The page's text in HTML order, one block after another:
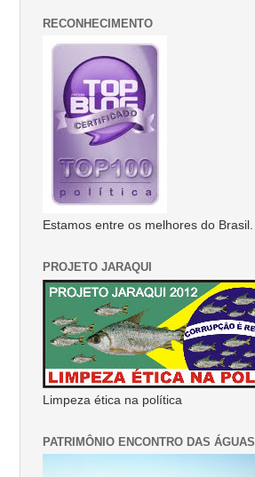
RECONHECIMENTO
Estamos entre os melhores do Brasil.
PROJETO JARAQUI
Limpeza ética na política
PATRIMÔNIO ENCONTRO DAS ÁGUAS